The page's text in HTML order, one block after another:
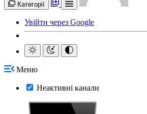
Категорії
Увійти через Google
Меню
Неактивні канали